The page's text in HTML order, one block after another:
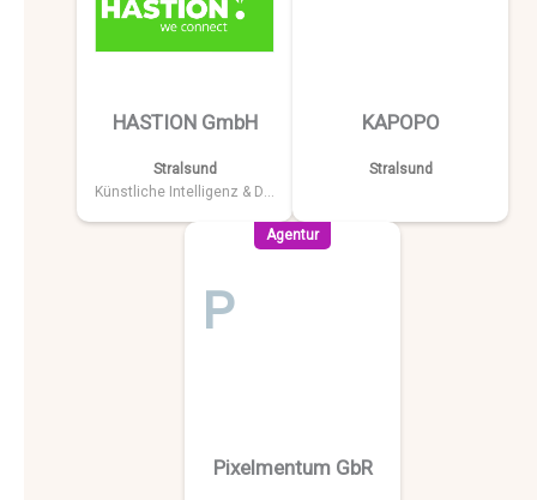
HASTION GmbH
Stralsund
Künstliche Intelligenz & Data
KAPOPO
Stralsund
Agentur
P
Pixelmentum GbR